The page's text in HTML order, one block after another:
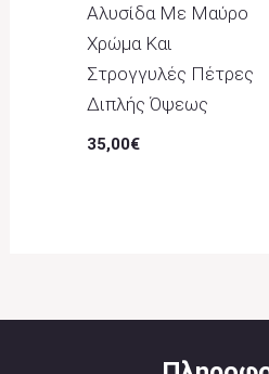
Αλυσίδα Με Μαύρο
Χρώμα Και
Στρογγυλές Πέτρες
Διπλής Όψεως
35,00€